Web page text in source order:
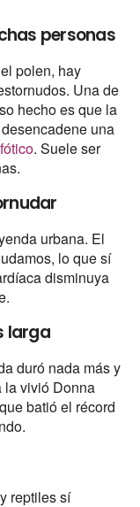
personas
polen, hay
Una de
hecho es que la
una
. Suele ser
urbana. El
lo que sí
disminuya
larga
duró nada más y
la vivió Donna
batió el récord
reptiles sí